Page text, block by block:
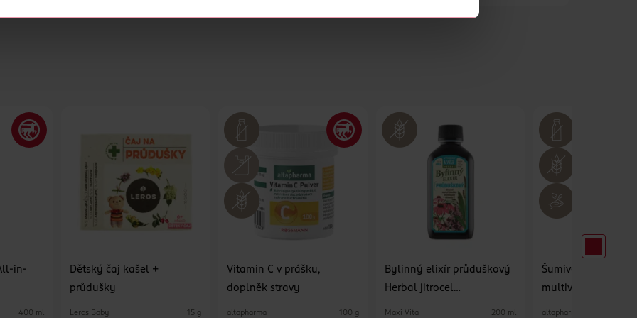
in-
400 ml
Dětský čaj kašel +
průdušky
Leros Baby 15 g
Vitamin C v prášku,
doplněk stravy
altapharma 100 g
Bylinný elixír průduškový
Herbal jitrocel
Maxi Vita 200 ml
Šumivé tablety
multivitamín s
altapharma